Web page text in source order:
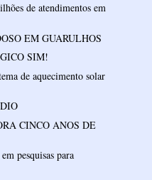
de atendimentos em
EM GUARULHOS
SIM!
de aquecimento solar
CINCO ANOS DE
pesquisas para